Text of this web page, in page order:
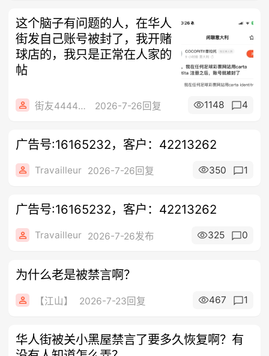
这个脑子有问题的人，在华人
街发自己账号被封了，我开赌
球店的，我只是正常在人家的
帖
街友44446440 2026-7-26回复 1148 4
广告号:16165232，客户：42213262
Travailleur 2026-7-26回复 350 1
广告号:16165232，客户：42213262
Travailleur 2026-7-26发布 325 0
为什么老是被禁言啊？
【江山】 2026-7-23回复 467 1
华人街被关小黑屋禁言了要多久恢复啊？有